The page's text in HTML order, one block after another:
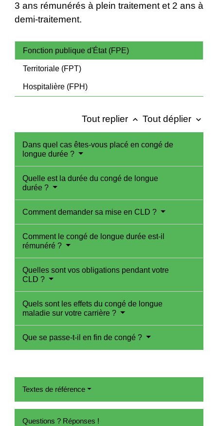
3 ans rémunérés à plein traitement et 2 ans à
demi-traitement.
Fonction publique d'État (FPE)
Territoriale (FPT)
Hospitalière (FPH)
Tout replier keyboard_arrow_up Tout déplier keyboard_arrow_down
Dans quel cas êtes-vous placé en congé de
longue durée ?
Quelle est la durée du congé de longue
durée ?
Comment demander sa mise en CLD ?
Comment le congé de longue durée est-il
rémunéré ?
Quelles sont vos obligations pendant votre
CLD ?
Quels sont les effets du congé de longue
maladie sur votre carrière ?
Que se passe-t-il en fin de congé ?
Textes de référence
Questions ? Réponses !